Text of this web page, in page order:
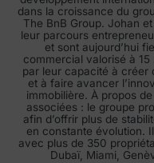
dans la croissance du
The BnB Group. Johan
leur parcours
et sont aujourd’hui
commercial valorisé à
par leur capacité à créer
et à faire avancer
immobilière. À propos
associées : le groupe
afin d’offrir plus de
en constante évolution.
avec plus de 350
Dubaï, Miami,